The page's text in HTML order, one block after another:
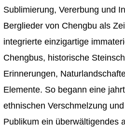
Sublimierung, Vererbung und
Berglieder von Chengbu als
integrierte einzigartige
Chengbus, historische
Erinnerungen,
Elemente. So begann eine
ethnischen Verschmelzung
Publikum ein überwältigendes